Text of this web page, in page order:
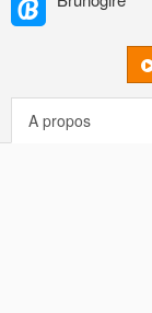
A propos